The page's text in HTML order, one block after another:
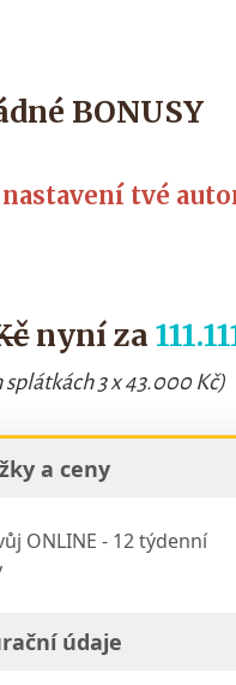
BONUSY
tvé
nyní za
3 x 43.000 Kč)
a ceny
ONLINE - 12 týdenní
údaje